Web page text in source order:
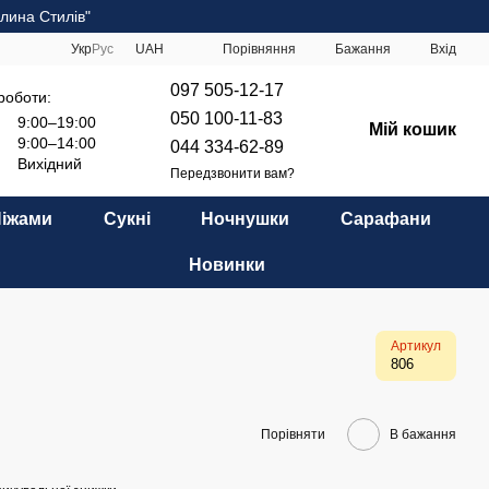
Стилів"
УкрРус UAH Порівняння Бажання Вхід
9:00–19:00
9:00–14:00
Вихідний
097 505-12-17
050 100-11-83
044 334-62-89
Передзвонити вам?
Мій кошик
Сукні Ночнушки Сарафани
Новинки
Артикул
806
Порівняти В бажання